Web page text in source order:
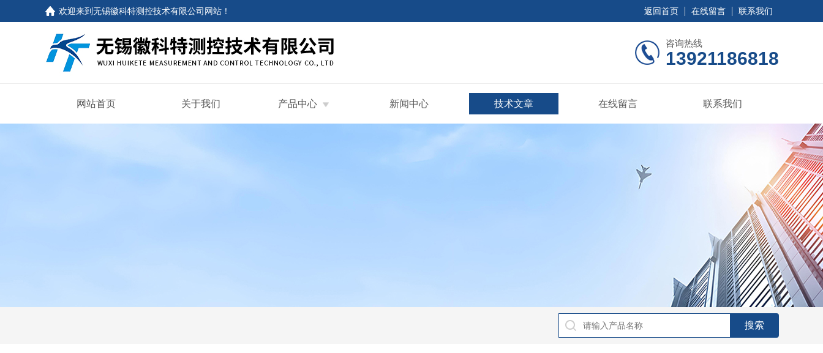
欢迎来到无锡徽科特测控技术有限公司网站 ！ 返回首页 在线留言 联系我们
咨询热线
13921186818
网站首页 关于我们 产品中心 新闻中心 技术文章 在线留言 联系我们